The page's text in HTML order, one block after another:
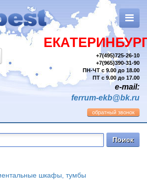
+7(495)725-26-10
+7(965)390-31-90
ПН-ЧТ с 9.00 до 18.00
ПТ с 9.00 до 17.00
e-mail:
ferrum-ekb@bk.ru
обратный звонок
шкафы, тумбы